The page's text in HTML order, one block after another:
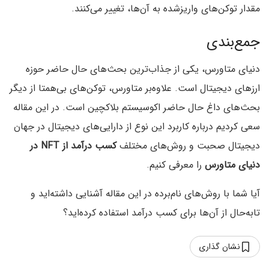
مقدار توکن‌های واریزشده به آن‌ها، تغییر می‌کنند.
جمع‌بندی
دنیای متاورس، یکی از جذاب‌ترین بحث‌های حال حاضر حوزه
ارزهای دیجیتال است. علاوه‌بر متاورس، توکن‌های بی‌همتا از دیگر
بحث‌های داغ حال حاضر اکوسیستم بلاکچین است. در این مقاله
سعی کردیم درباره کاربرد این نوع از دارایی‌های دیجیتال در جهان
دیجیتال صحبت و روش‌های مختلف
کسب درآمد از NFT در
دنیای متاورس را معرفی کنیم.
آيا شما با روش‌های نام‌برده در این مقاله آشنایی داشته‌اید و
تابه‌حال از آن‌ها برای کسب درآمد استفاده کرده‌اید؟
نشان گذاری